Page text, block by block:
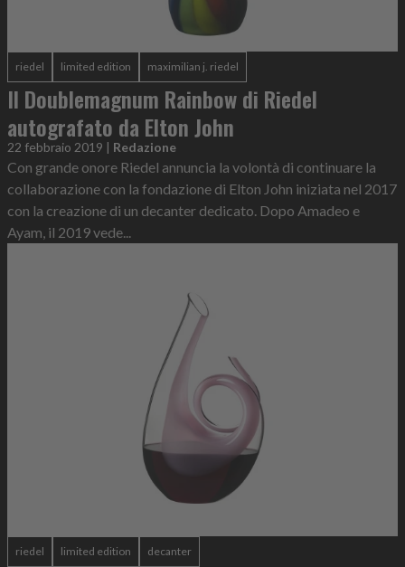
riedel limited edition maximilian j. riedel
Il Doublemagnum Rainbow di Riedel
autografato da Elton John
22 febbraio 2019 | Redazione
Con grande onore Riedel annuncia la volontà di continuare la
collaborazione con la fondazione di Elton John iniziata nel 2017
con la creazione di un decanter dedicato. Dopo Amadeo e
Ayam, il 2019 vede...
riedel limited edition decanter